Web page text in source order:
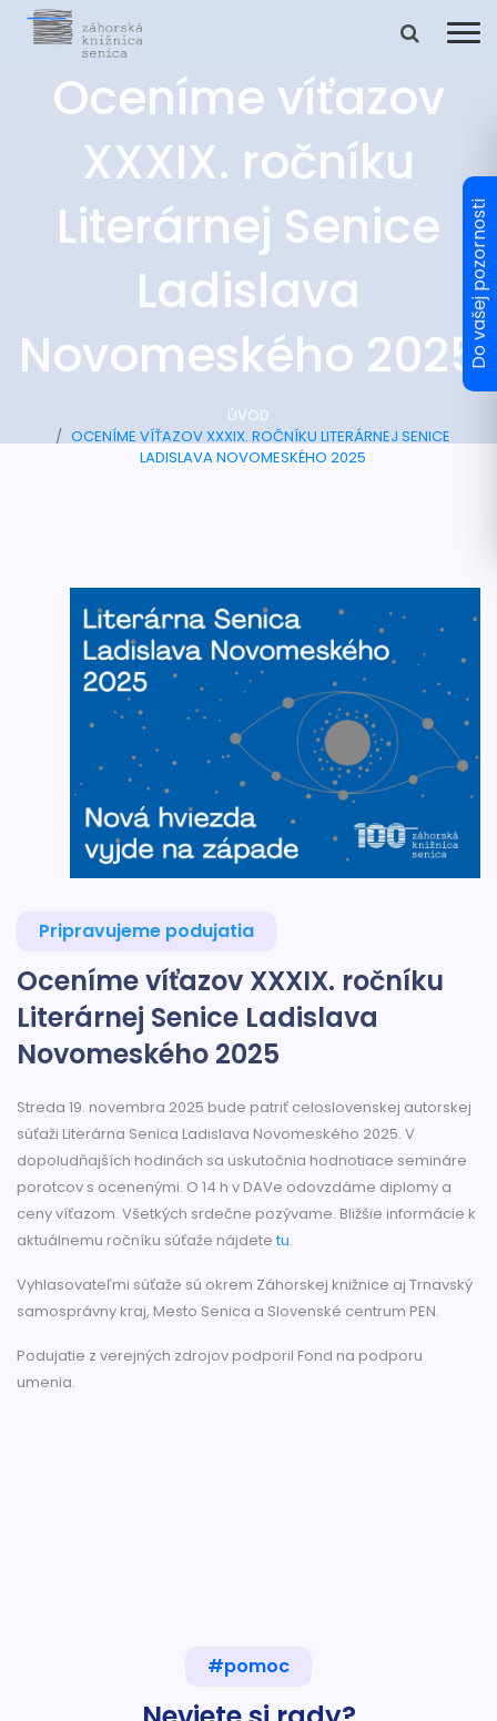
Oceníme víťazov
XXXIX. ročníku
Literárnej Senice
Ladislava
Novomeského 2025
ÚVOD
OCENÍME VÍŤAZOV XXXIX. ROČNÍKU LITERÁRNEJ SENICE
LADISLAVA NOVOMESKÉHO 2025
Pripravujeme podujatia
Oceníme víťazov XXXIX. ročníku
Literárnej Senice Ladislava
Novomeského 2025
Streda 19. novembra 2025 bude patriť celoslovenskej autorskej
súťaži Literárna Senica Ladislava Novomeského 2025. V
dopoludňajších hodinách sa uskutočnia hodnotiace semináre
porotcov s ocenenými. O 14 h v DAVe odovzdáme diplomy a
ceny víťazom. Všetkých srdečne pozývame. Bližšie informácie k
aktuálnemu ročníku súťaže nájdetetu.
Vyhlasovateľmi súťaže sú okrem Záhorskej knižnice aj Trnavský
samosprávny kraj, Mesto Senica a Slovenské centrum PEN.
Podujatie z verejných zdrojov podporil Fond na podporu
umenia.
#pomoc